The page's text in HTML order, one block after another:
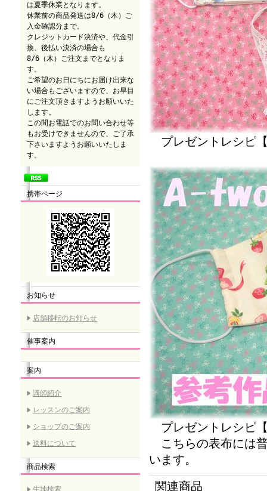
は夏季休業となります。
休業前の商品発送は8/6（木）ご
入金確認分まで。
クレジットカード決済や、代金引
換、後払い決済の場合も
8/6（木）ご注文までとなりま
す。
ご希望のお日にちにお届け出来な
い場合もございますので、お早目
にご注文頂きますようお願いいた
します。
この間お電話でのお問い合わせ等
もお受けできませんので、ご了承
下さいますようお願いいたしま
す。
携帯ページ
お知らせ
店舗移転のお知らせ
催事案内
案内
講師紹介
レッスンのご案内
ショップのご案内
送料について
商品検索
生地検索
プレゼントレシピ
プレゼントレシピ
こちらの表布には
います。
関連商品